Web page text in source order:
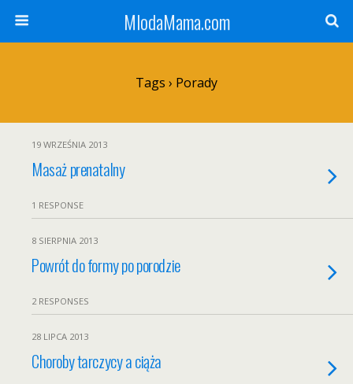
MlodaMama.com
Tags › Porady
19 WRZEŚNIA 2013
Masaż prenatalny
1 RESPONSE
8 SIERPNIA 2013
Powrót do formy po porodzie
2 RESPONSES
28 LIPCA 2013
Choroby tarczycy a ciąża